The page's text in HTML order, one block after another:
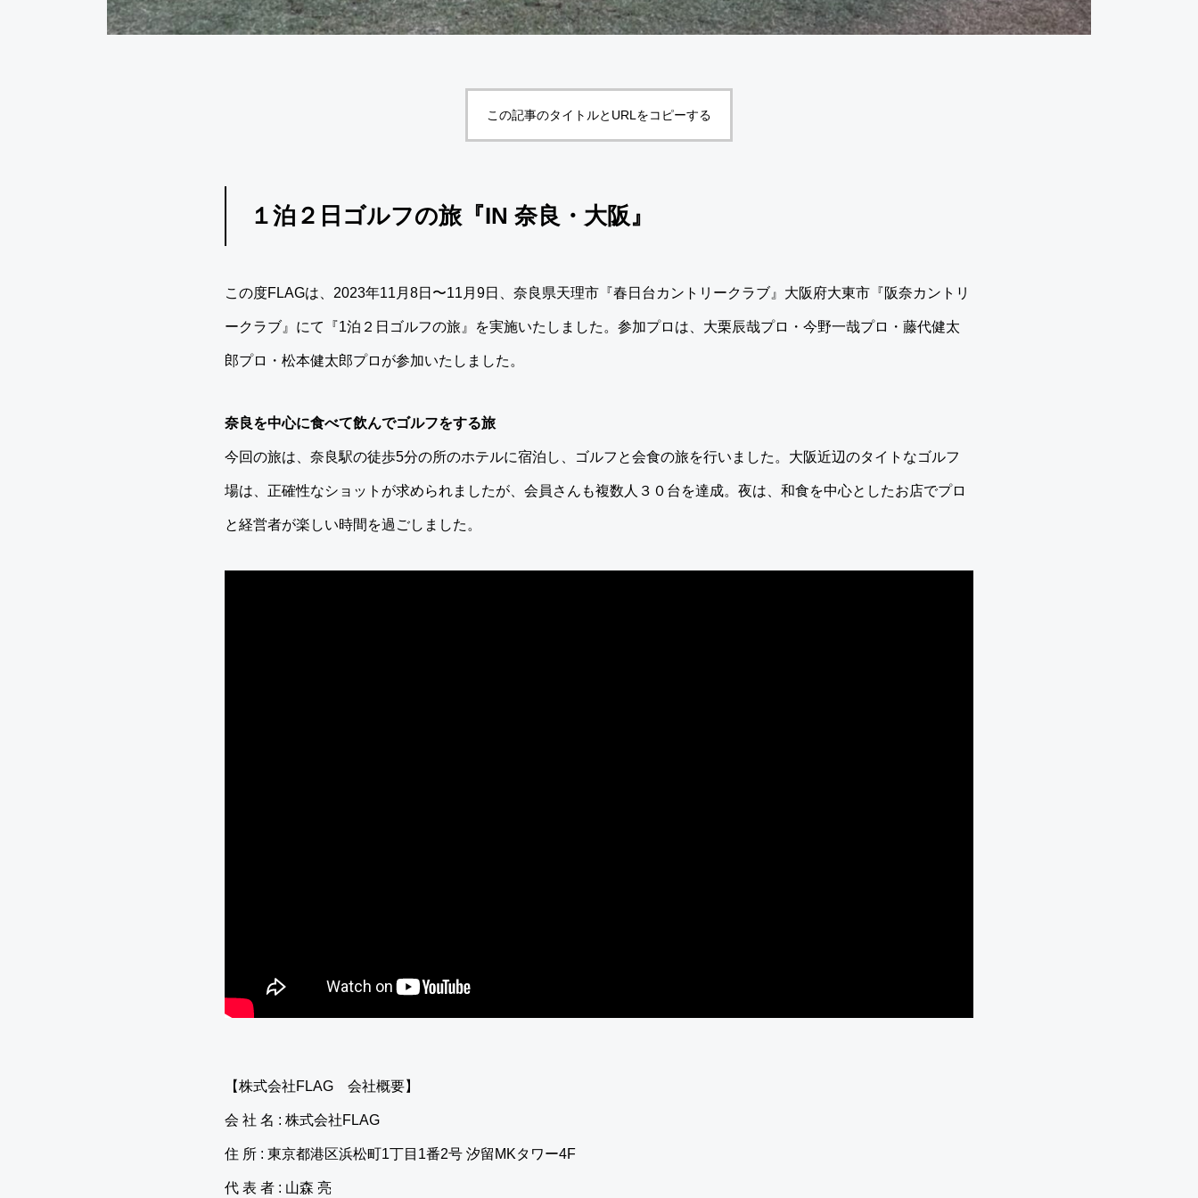
この記事のタイトルとURLをコピーする
１泊２日ゴルフの旅『IN 奈良・大阪』
この度FLAGは、2023年11月8日〜11月9日、奈良県天理市『春日台カントリークラブ』大阪府大東市『阪奈カントリ
ークラブ』にて『1泊２日ゴルフの旅』を実施いたしました。参加プロは、大栗辰哉プロ・今野一哉プロ・藤代健太
郎プロ・松本健太郎プロが参加いたしました。
奈良を中心に食べて飲んでゴルフをする旅
今回の旅は、奈良駅の徒歩5分の所のホテルに宿泊し、ゴルフと会食の旅を行いました。大阪近辺のタイトなゴルフ
場は、正確性なショットが求められましたが、会員さんも複数人３０台を達成。夜は、和食を中心としたお店でプロ
と経営者が楽しい時間を過ごしました。
【株式会社FLAG 会社概要】
会 社 名 : 株式会社FLAG
住 所 : 東京都港区浜松町1丁目1番2号 汐留MKタワー4F
代 表 者 : 山森 亮